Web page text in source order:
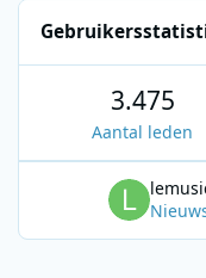
3.475
Aantal leden